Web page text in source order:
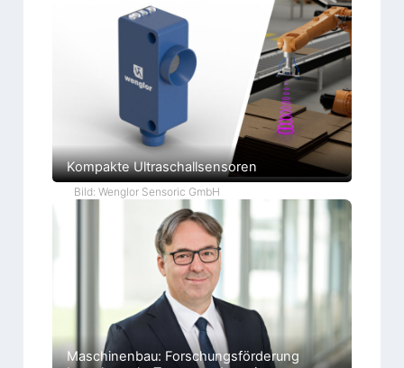
Kompakte Ultraschallsensoren
Bild: Wenglor Sensoric GmbH
Maschinenbau: Forschungsförderung